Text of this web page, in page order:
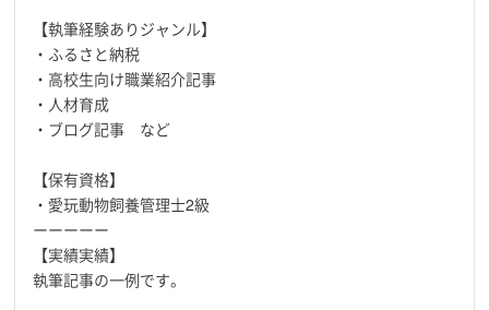
【執筆経験ありジャンル】
・ふるさと納税
・高校生向け職業紹介記事
・人材育成
・ブログ記事 など
【保有資格】
・愛玩動物飼養管理士2級
ーーーーー
【実績実績】
執筆記事の一例です。